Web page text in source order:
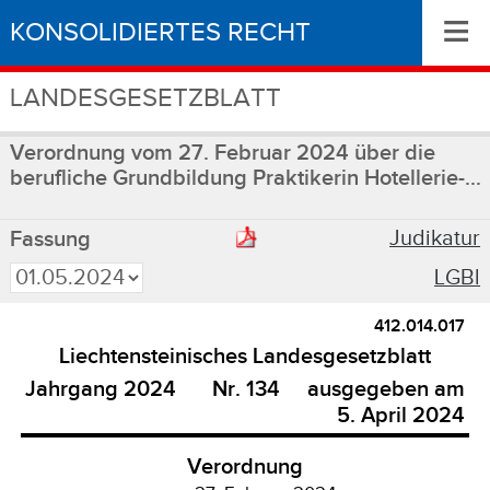
KONSOLIDIERTES RECHT
LANDESGESETZBLATT
≡
Verordnung vom 27. Februar 2024 über die
berufliche Grundbildung Praktikerin Hotellerie-...
Fassung
Judikatur
LGBl